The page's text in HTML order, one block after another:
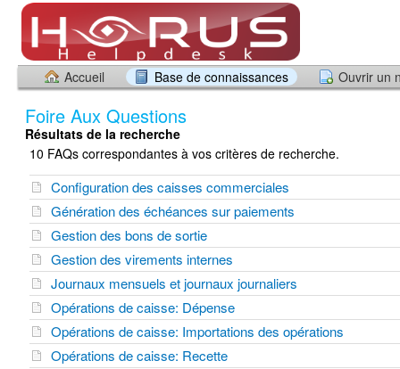
Accueil Base de connaissances Ouvrir un
Foire Aux Questions
Résultats de la recherche
10 FAQs correspondantes à vos critères de recherche.
Configuration des caisses commerciales
Génération des échéances sur paiements
Gestion des bons de sortie
Gestion des virements internes
Journaux mensuels et journaux journaliers
Opérations de caisse: Dépense
Opérations de caisse: Importations des opérations
Opérations de caisse: Recette